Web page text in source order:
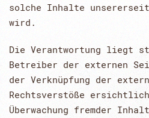
solche Inhalte
wird.
Die Verantwortung liegt
Betreiber der externen
der Verknüpfung der
Rechtsverstöße
Überwachung fremder